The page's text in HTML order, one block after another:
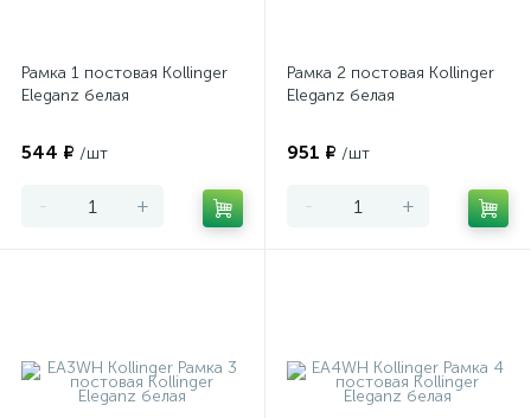
Рамка 1 постовая Kollinger
Eleganz белая
544 ₽ /шт
- +
Рамка 2 постовая Kollinger
Eleganz белая
951 ₽ /шт
- +